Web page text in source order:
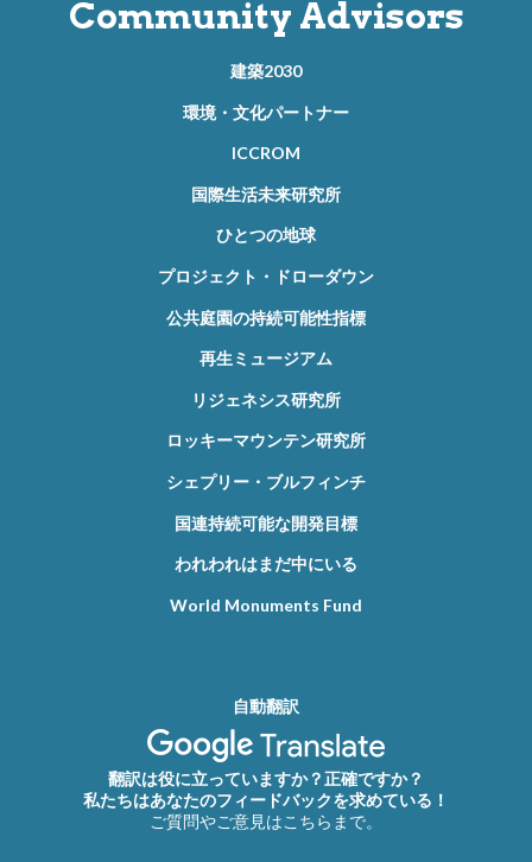
Community Advisors
建築2030
環境・文化パートナー
ICCROM
国際生活未来研究所
ひとつの地球
プロジェクト・ドローダウン
公共庭園の持続可能性指標
再生ミュージアム
リジェネシス研究所
ロッキーマウンテン研究所
シェプリー・ブルフィンチ
国連持続可能な開発目標
われわれはまだ中にいる
World Monuments Fund
自動翻訳
翻訳は役に立っていますか？正確ですか？
私たちはあなたのフィードバックを求めている！
ご質問やご意見はこちらまで。